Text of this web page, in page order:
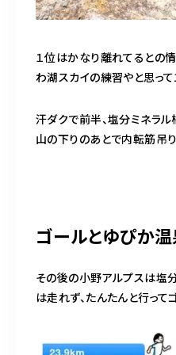
１位はかなり離れてるとの
わ湖スカイの練習やと思っ
汗ダクで前半、塩分ミネラ
山の下りのあとで内転筋吊
ゴールとゆぴか
その後の小野アルプスは塩
は走れず、たんたんと行っ